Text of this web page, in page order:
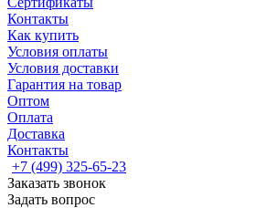
Контакты
Как купить
Условия оплаты
Условия доставки
Гарантия на товар
Оптом
Оплата
Доставка
Контакты
+7 (499) 325-65-23
Заказать звонок
Задать вопрос